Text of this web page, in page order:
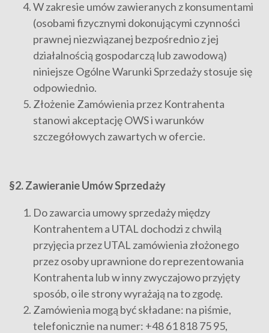
W zakresie umów zawieranych z konsumentami
(osobami fizycznymi dokonującymi czynności
prawnej niezwiązanej bezpośrednio z jej
działalnością gospodarczą lub zawodową)
niniejsze Ogólne Warunki Sprzedaży stosuje się
odpowiednio.
Złożenie Zamówienia przez Kontrahenta
stanowi akceptację OWS i warunków
szczegółowych zawartych w ofercie.
§2. Zawieranie Umów Sprzedaży
Do zawarcia umowy sprzedaży między
Kontrahentem a UTAL dochodzi z chwilą
przyjęcia przez UTAL zamówienia złożonego
przez osoby uprawnione do reprezentowania
Kontrahenta lub w inny zwyczajowo przyjęty
sposób, o ile strony wyrażają na to zgodę.
Zamówienia mogą być składane: na piśmie,
telefonicznie na numer: +48 61 818 75 95,